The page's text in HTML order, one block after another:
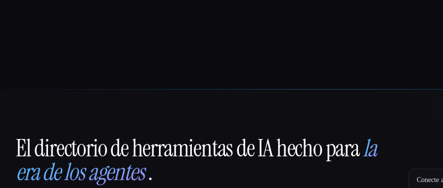
That AI Collection
El directorio de herramientas de IA hecho parala
era de los agentes. Conecte